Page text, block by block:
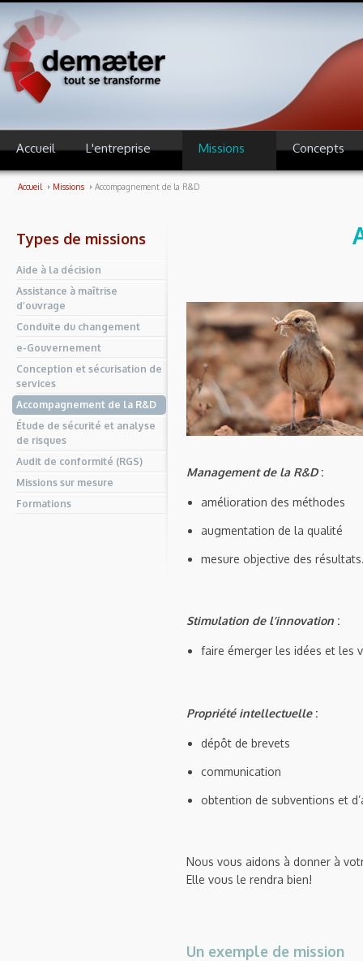
Accueil L'entreprise Missions Concepts
Accueil Missions Accompagnement de la R&D
Types de missions
Aide à la décision
Assistance à maîtrise
d’ouvrage
Conduite du changement
e-Gouvernement
Conception et sécurisation de
services
Accompagnement de la R&D
Étude de sécurité et analyse
de risques
Audit de conformité (RGS)
Missions sur mesure
Formations
Management de la R&D:
amélioration des méthodes
augmentation de la qualité
mesure objective des
Stimulation de l’innovation :
faire émerger les idées et les
Propriété intellectuelle:
dépôt de brevets
communication
obtention de subventions et
Nous vous aidons à donner à
Elle vous le rendra bien!
Un exemple de mission